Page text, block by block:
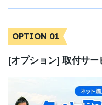
OPTION 01
[オプション] 取付サー